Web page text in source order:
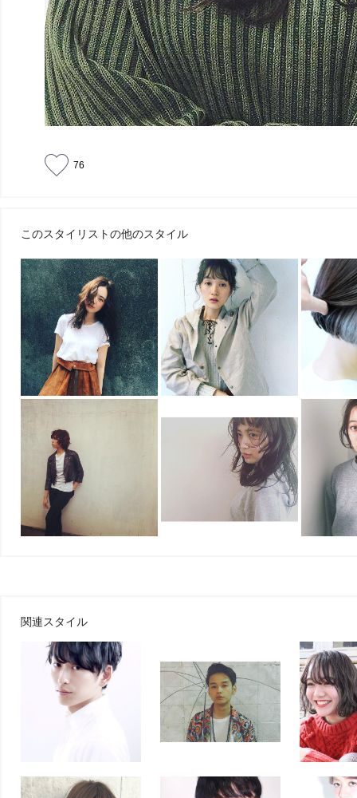
76
このスタイリストの他のスタイル
関連スタイル